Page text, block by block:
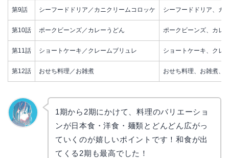
第9話 シーフードドリア／カニクリームコロッケ シーフードドリア、カ
第10話 ポークビーンズ／カレーうどん ポークビーンズ、カレ
第11話 ショートケーキ／クレームブリュレ ショートケーキ、クレ
第12話 おせち料理／お雑煮 おせち料理、お雑煮、
1期から2期にかけて、料理のバリエーショ
ンが日本食・洋食・麺類とどんどん広がっ
ていくのが嬉しいポイントです！和食が出
てくる2期も最高でした！